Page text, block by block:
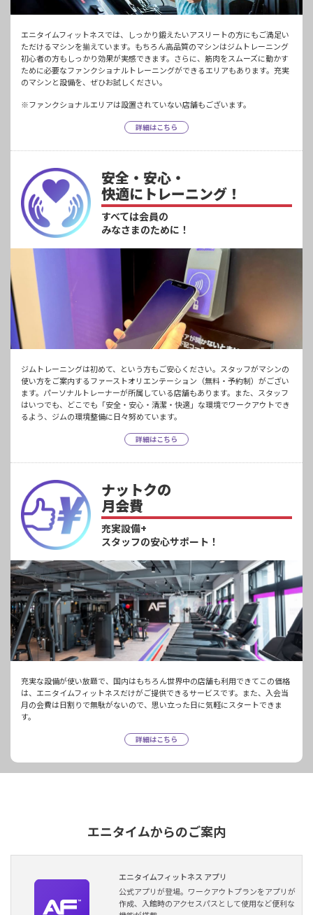
エニタイムフィットネスでは、しっかり鍛えたいアスリートの方にもご満足い
ただけるマシンを揃えています。もちろん高品質のマシンはジムトレーニング
初心者の方もしっかり効果が実感できます。さらに、筋肉をスムーズに動かす
ために必要なファンクショナルトレーニングができるエリアもあります。充実
のマシンと設備を、ぜひお試しください。
※ファンクショナルエリアは設置されていない店舗もございます。
詳細はこちら
安全・安心・
快適にトレーニング！
すべては会員の
みなさまのために！
ジムトレーニングは初めて、という方もご安心ください。スタッフがマシンの
使い方をご案内するファーストオリエンテーション（無料・予約制）がござい
ます。パーソナルトレーナーが所属している店舗もあります。また、スタッフ
はいつでも、どこでも「安全・安心・清潔・快適」な環境でワークアウトでき
るよう、ジムの環境整備に日々努めています。
詳細はこちら
ナットクの
月会費
充実設備+
スタッフの安心サポート！
充実な設備が使い放題で、国内はもちろん世界中の店舗も利用できてこの価格
は、エニタイムフィットネスだけがご提供できるサービスです。また、入会当
月の会費は日割りで無駄がないので、思い立った日に気軽にスタートできま
す。
詳細はこちら
エニタイムからのご案内
エニタイムフィットネス アプリ
公式アプリが登場。ワークアウトプランをアプリが
作成、入館時のアクセスパスとして使用など便利な